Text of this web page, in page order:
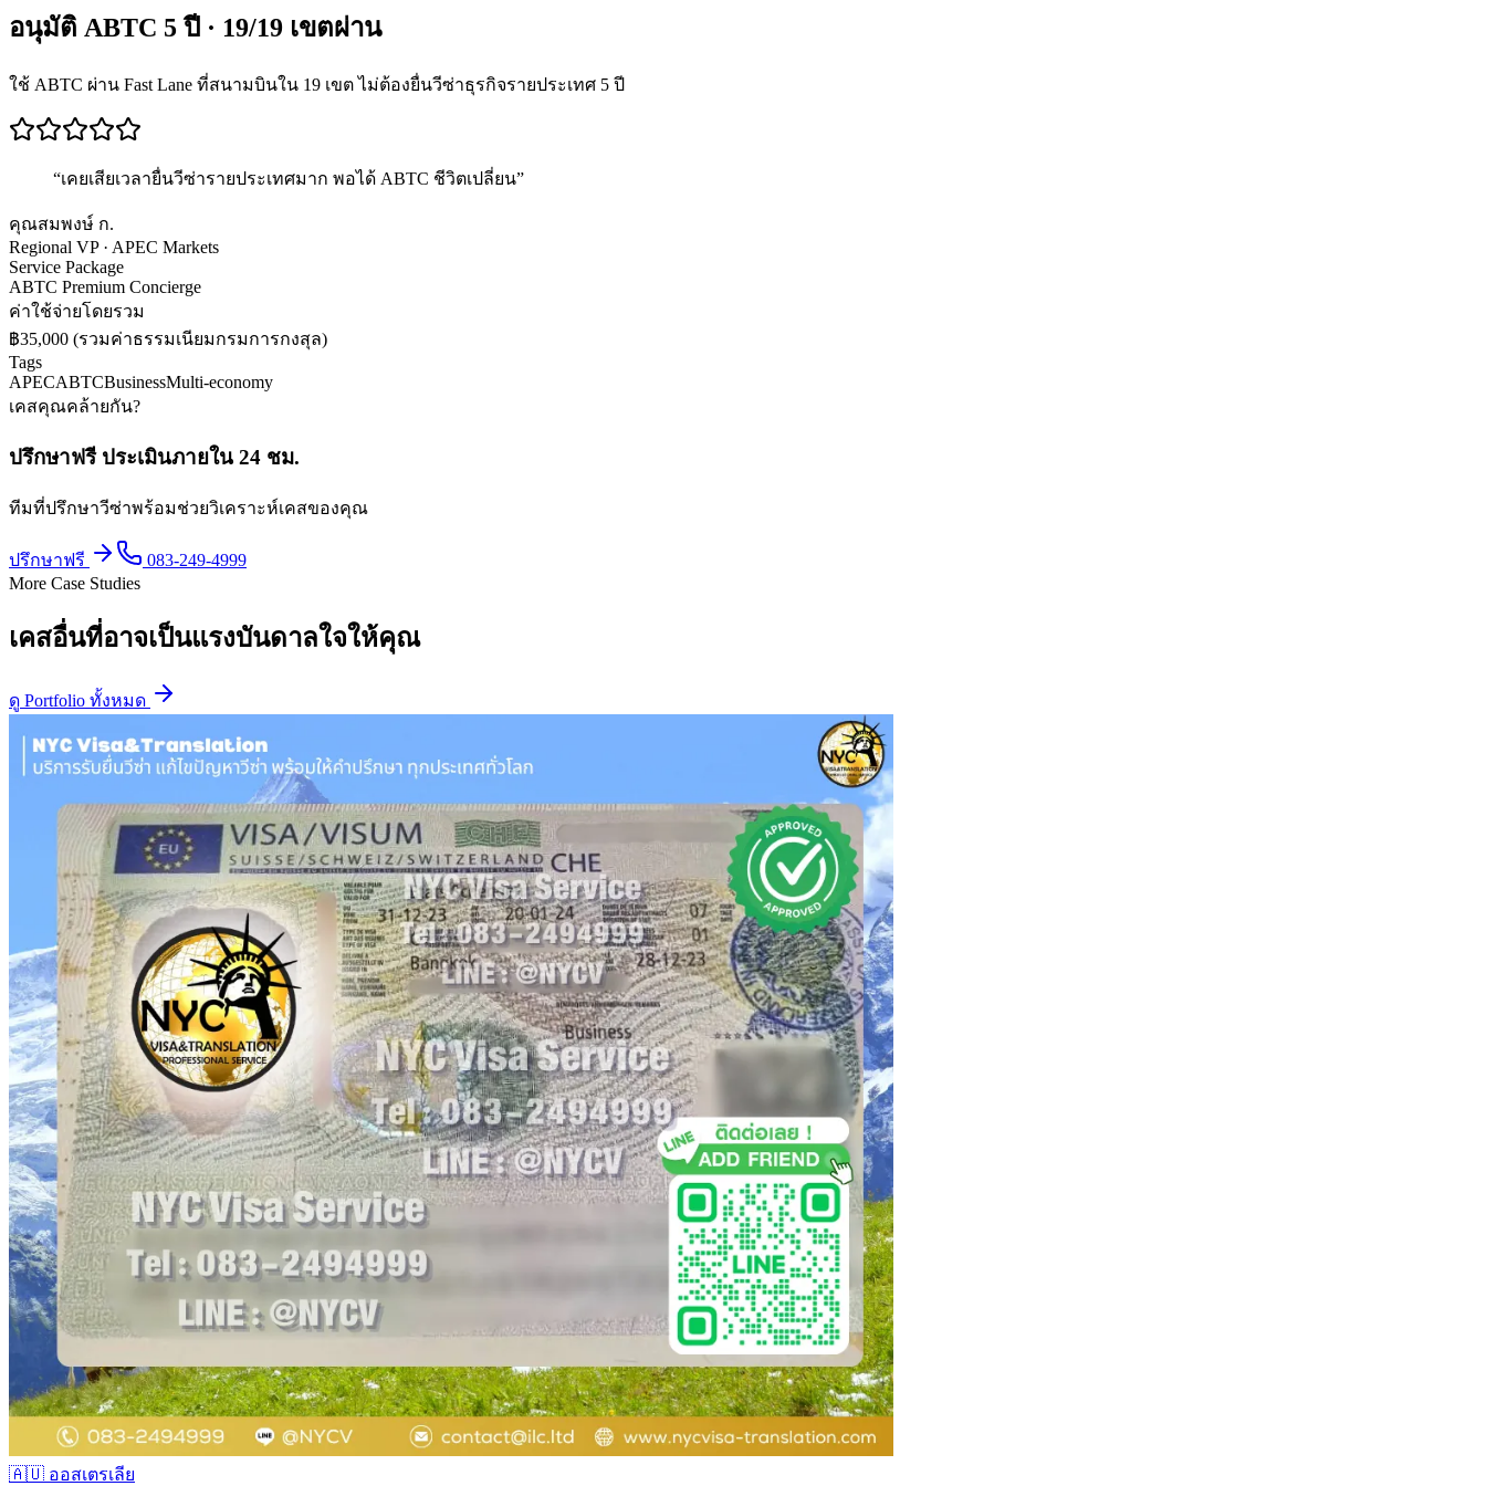
อนุมัติ ABTC 5 ปี · 19/19 เขตผ่าน
ใช้ ABTC ผ่าน Fast Lane ที่สนามบินใน 19 เขต ไม่ต้องยื่นวีซ่าธุรกิจรายประเทศ 5 ปี
“เคยเสียเวลายื่นวีซ่ารายประเทศมาก พอได้ ABTC ชีวิตเปลี่ยน”
คุณสมพงษ์ ก.
Regional VP · APEC Markets
Service Package
ABTC Premium Concierge
ค่าใช้จ่ายโดยรวม
฿35,000 (รวมค่าธรรมเนียมกรมการกงสุล)
Tags
APECABTCBusinessMulti-economy
เคสคุณคล้ายกัน?
ปรึกษาฟรี ประเมินภายใน 24 ชม.
ทีมที่ปรึกษาวีซ่าพร้อมช่วยวิเคราะห์เคสของคุณ
ปรึกษาฟรี
083-249-4999
More Case Studies
เคสอื่นที่อาจเป็นแรงบันดาลใจให้คุณ
ดู Portfolio ทั้งหมด
🇦🇺 ออสเตรเลีย